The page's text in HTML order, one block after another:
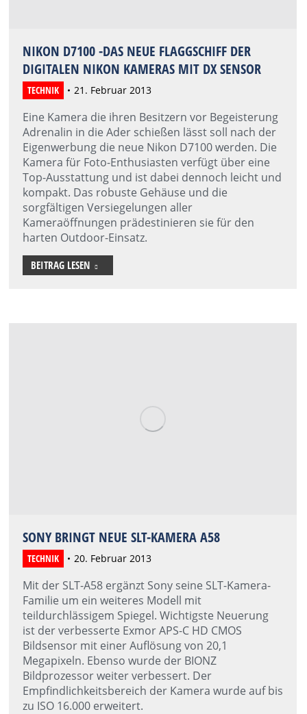
NIKON D7100 -DAS NEUE FLAGGSCHIFF DER
DIGITALEN NIKON KAMERAS MIT DX SENSOR
TECHNIK 21. Februar 2013
Eine Kamera die ihren Besitzern vor Begeisterung
Adrenalin in die Ader schießen lässt soll nach der
Eigenwerbung die neue Nikon D7100 werden. Die
Kamera für Foto-Enthusiasten verfügt über eine
Top-Ausstattung und ist dabei dennoch leicht und
kompakt. Das robuste Gehäuse und die
sorgfältigen Versiegelungen aller
Kameraöffnungen prädestinieren sie für den
harten Outdoor-Einsatz.
BEITRAG LESEN
SONY BRINGT NEUE SLT-KAMERA A58
TECHNIK 20. Februar 2013
Mit der SLT-A58 ergänzt Sony seine SLT-Kamera-
Familie um ein weiteres Modell mit
teildurchlässigem Spiegel. Wichtigste Neuerung
ist der verbesserte Exmor APS-C HD CMOS
Bildsensor mit einer Auflösung von 20,1
Megapixeln. Ebenso wurde der BIONZ
Bildprozessor weiter verbessert. Der
Empfindlichkeitsbereich der Kamera wurde auf bis
zu ISO 16.000 erweitert.